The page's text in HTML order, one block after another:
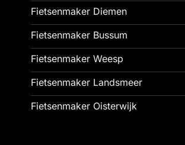
Fietsenmaker Diemen
Fietsenmaker Bussum
Fietsenmaker Weesp
Fietsenmaker Landsmeer
Fietsenmaker Oisterwijk